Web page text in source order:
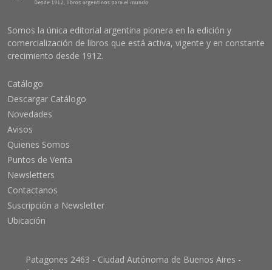
Somos la única editorial argentina pionera en la edición y
comercialización de libros que está activa, vigente y en constante
crecimiento desde 1912.
Catálogo
Descargar Catálogo
Novedades
Avisos
Quienes Somos
Puntos de Venta
Newsletters
Contactanos
Suscripción a Newsletter
Ubicación
Patagones 2463 - Ciudad Autónoma de Buenos Aires -